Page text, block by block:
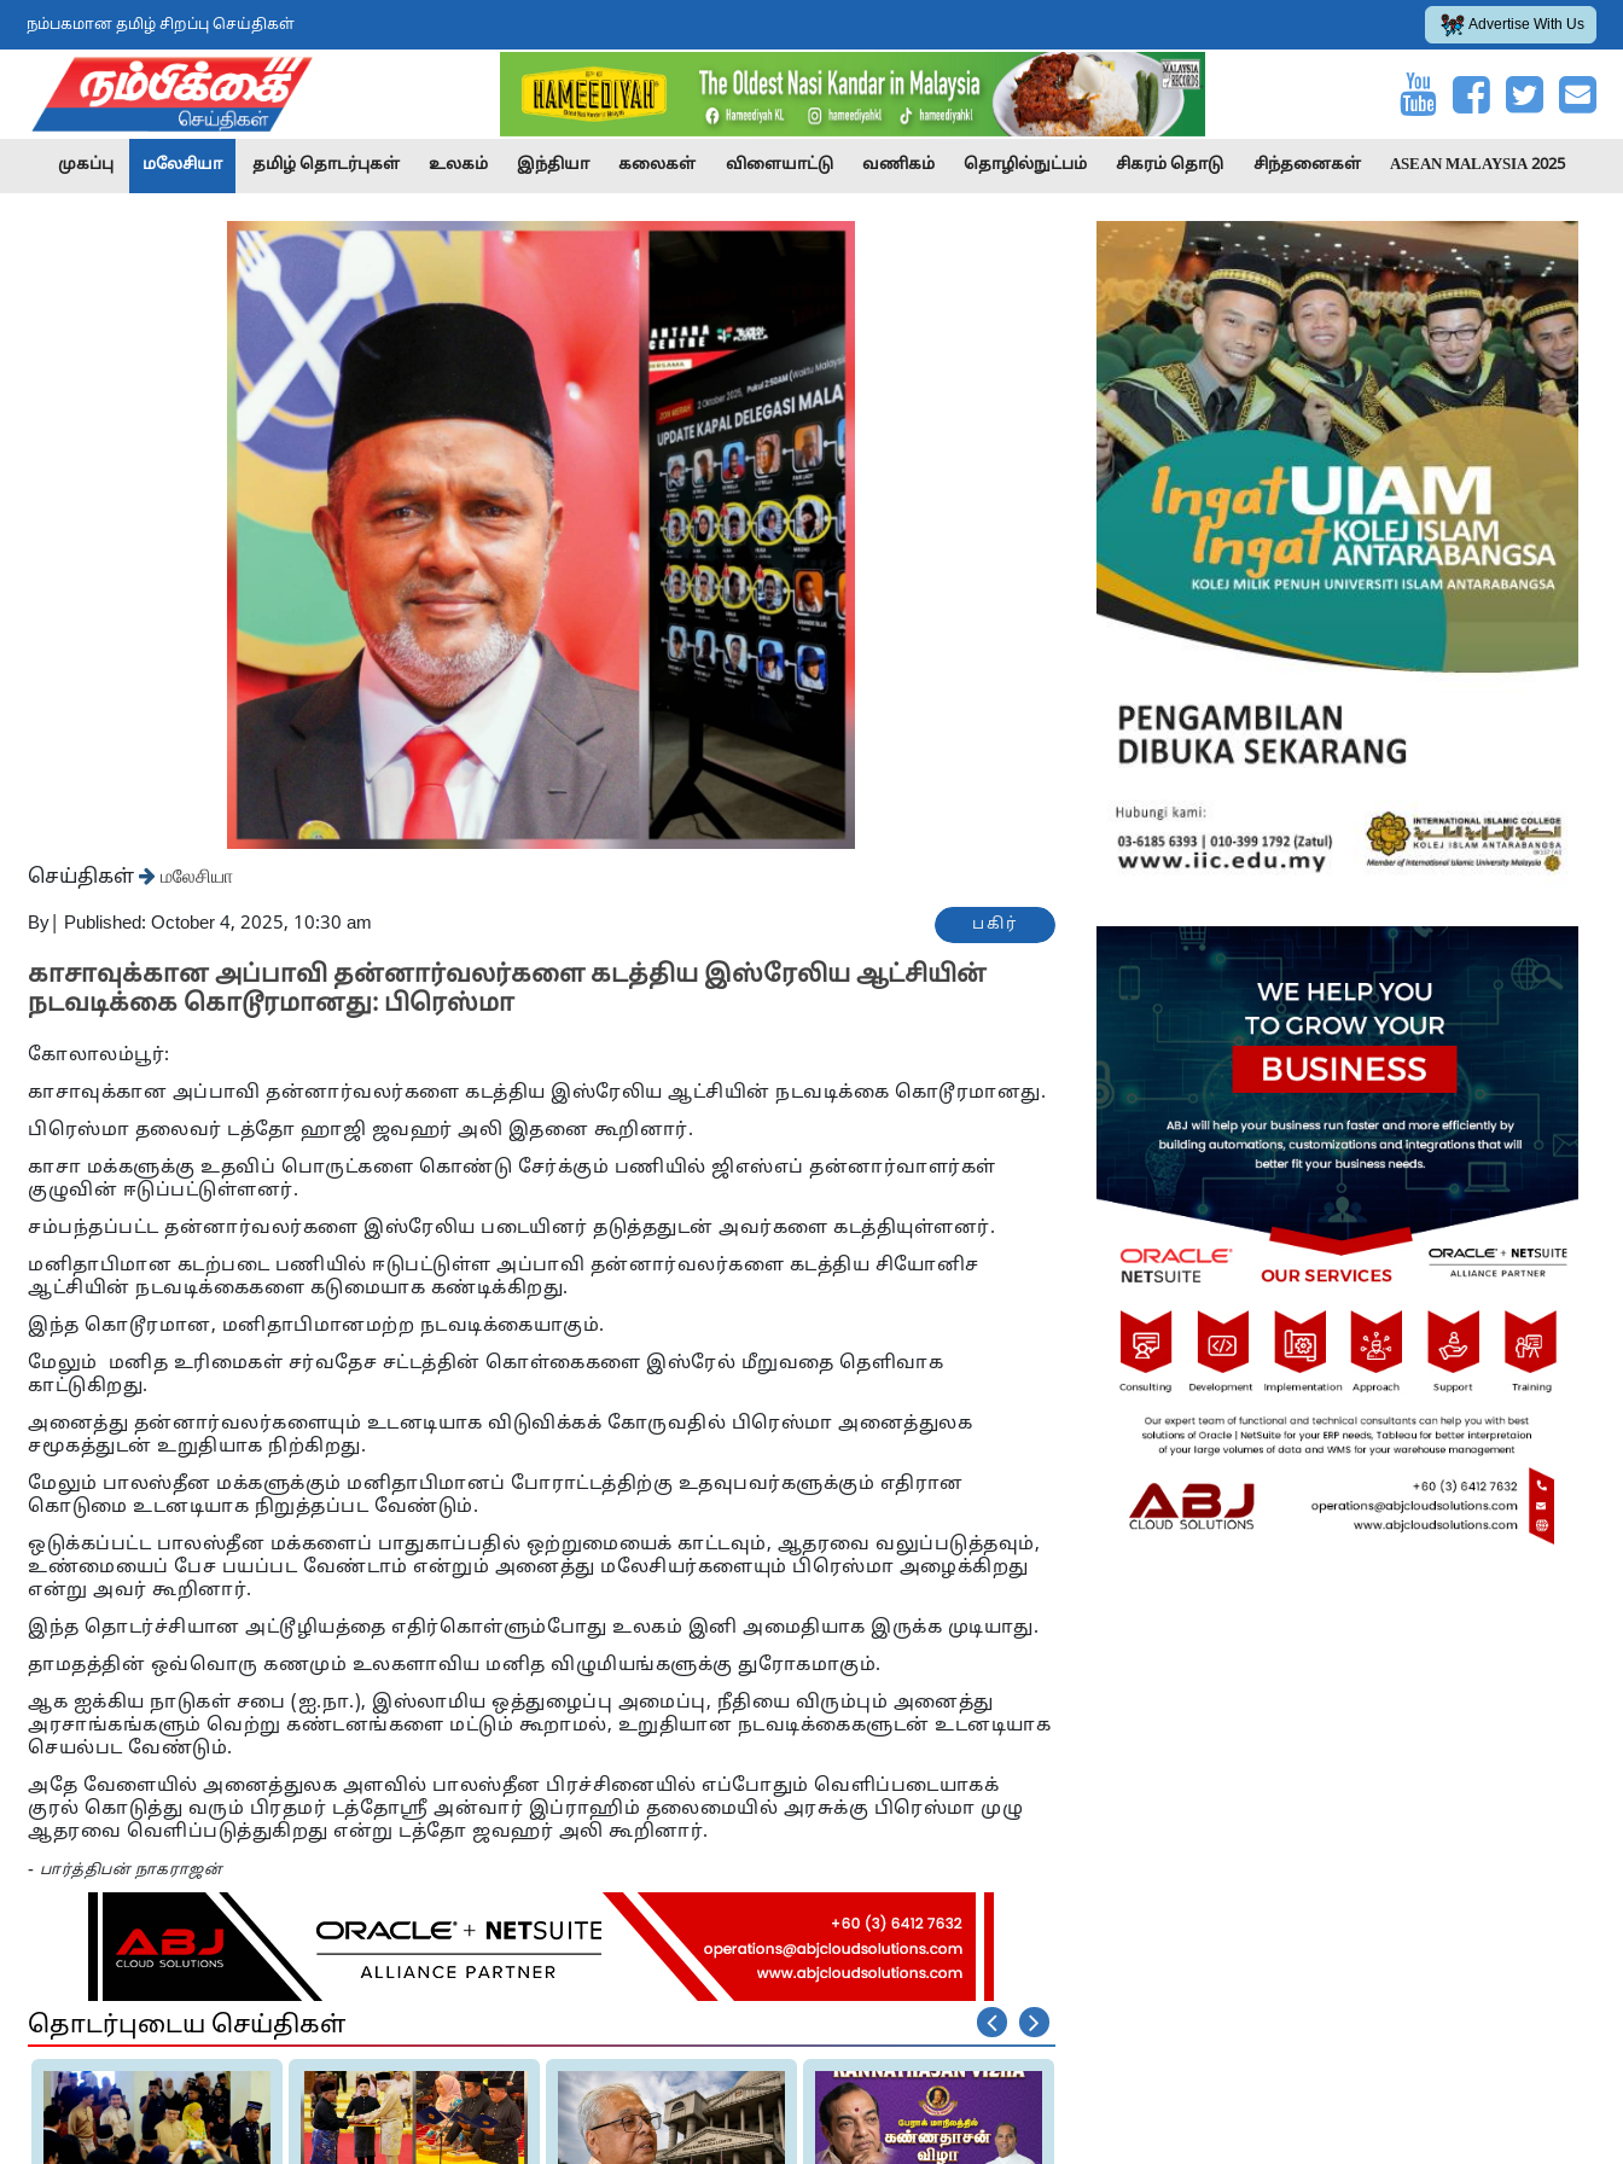
நம்பகமான தமிழ் சிறப்பு செய்திகள் Advertise With Us
முகப்பு மலேசியா தமிழ் தொடர்புகள் உலகம் இந்தியா கலைகள் விளையாட்டு வணிகம் தொழில்நுட்பம் சிகரம் தொடு சிந்தனைகள் ASEAN MALAYSIA 2025
செய்திகள் மலேசியா
By Published: October 4, 2025, 10:30 am பகிர்
காசாவுக்கான அப்பாவி தன்னார்வலர்களை கடத்திய இஸ்ரேலிய ஆட்சியின்
நடவடிக்கை கொடூரமானது: பிரெஸ்மா
கோலாலம்பூர்:
காசாவுக்கான அப்பாவி தன்னார்வலர்களை கடத்திய இஸ்ரேலிய ஆட்சியின் நடவடிக்கை கொடூரமானது.
பிரெஸ்மா தலைவர் டத்தோ ஹாஜி ஜவஹர் அலி இதனை கூறினார்.
காசா மக்களுக்கு உதவிப் பொருட்களை கொண்டு சேர்க்கும் பணியில் ஜிஎஸ்எப் தன்னார்வாளர்கள்
குழுவின் ஈடுப்பட்டுள்ளனர்.
சம்பந்தப்பட்ட தன்னார்வலர்களை இஸ்ரேலிய படையினர் தடுத்ததுடன் அவர்களை கடத்தியுள்ளனர்.
மனிதாபிமான கடற்படை பணியில் ஈடுபட்டுள்ள அப்பாவி தன்னார்வலர்களை கடத்திய சியோனிச
ஆட்சியின் நடவடிக்கைகளை கடுமையாக கண்டிக்கிறது.
இந்த கொடூரமான, மனிதாபிமானமற்ற நடவடிக்கையாகும்.
மேலும் மனித உரிமைகள் சர்வதேச சட்டத்தின் கொள்கைகளை இஸ்ரேல் மீறுவதை தெளிவாக
காட்டுகிறது.
அனைத்து தன்னார்வலர்களையும் உடனடியாக விடுவிக்கக் கோருவதில் பிரெஸ்மா அனைத்துலக
சமூகத்துடன் உறுதியாக நிற்கிறது.
மேலும் பாலஸ்தீன மக்களுக்கும் மனிதாபிமானப் போராட்டத்திற்கு உதவுபவர்களுக்கும் எதிரான
கொடுமை உடனடியாக நிறுத்தப்பட வேண்டும்.
ஒடுக்கப்பட்ட பாலஸ்தீன மக்களைப் பாதுகாப்பதில் ஒற்றுமையைக் காட்டவும், ஆதரவை வலுப்படுத்தவும்,
உண்மையைப் பேச பயப்பட வேண்டாம் என்றும் அனைத்து மலேசியர்களையும் பிரெஸ்மா அழைக்கிறது
என்று அவர் கூறினார்.
இந்த தொடர்ச்சியான அட்டூழியத்தை எதிர்கொள்ளும்போது உலகம் இனி அமைதியாக இருக்க முடியாது.
தாமதத்தின் ஒவ்வொரு கணமும் உலகளாவிய மனித விழுமியங்களுக்கு துரோகமாகும்.
ஆக ஐக்கிய நாடுகள் சபை (ஐ.நா.), இஸ்லாமிய ஒத்துழைப்பு அமைப்பு, நீதியை விரும்பும் அனைத்து
அரசாங்கங்களும் வெற்று கண்டனங்களை மட்டும் கூறாமல், உறுதியான நடவடிக்கைகளுடன் உடனடியாக
செயல்பட வேண்டும்.
அதே வேளையில் அனைத்துலக அளவில் பாலஸ்தீன பிரச்சினையில் எப்போதும் வெளிப்படையாகக்
குரல் கொடுத்து வரும் பிரதமர் டத்தோஸ்ரீ அன்வார் இப்ராஹிம் தலைமையில் அரசுக்கு பிரெஸ்மா முழு
ஆதரவை வெளிப்படுத்துகிறது என்று டத்தோ ஜவஹர் அலி கூறினார்.
- பார்த்திபன் நாகராஜன்
தொடர்புடைய செய்திகள்